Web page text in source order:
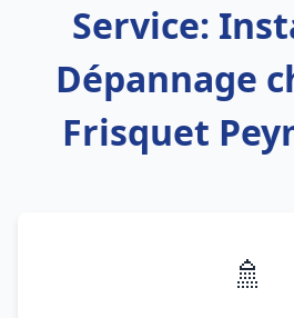
Service:
Dépannage
Frisquet
🚿